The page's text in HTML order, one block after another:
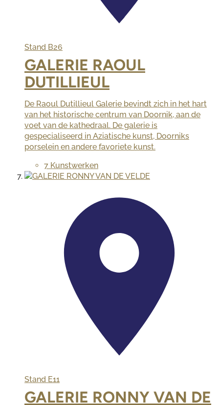
Stand B26
GALERIE RAOUL
DUTILLIEUL
De Raoul Dutillieul Galerie bevindt zich in het hart
van het historische centrum van Doornik, aan de
voet van de kathedraal. De galerie is
gespecialiseerd in Aziatische kunst, Doorniks
porselein en andere favoriete kunst.
7 Kunstwerken
Stand E11
GALERIE RONNY VAN DE